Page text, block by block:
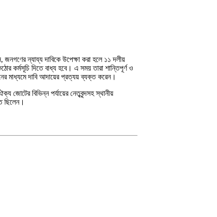
ন্যায্য দাবিকে উপেক্ষা করা হলে ১১ দলীয়
কর্মসূচি দিতে বাধ্য হবে। এ সময় তারা শান্তিপূর্ণ ও
মাধ্যমে দাবি আদায়ের প্রত্যয় ব্যক্ত করেন।
জোটের বিভিন্ন পর্যায়ের নেতৃবৃন্দসহ স্থানীয়
ছিলেন।